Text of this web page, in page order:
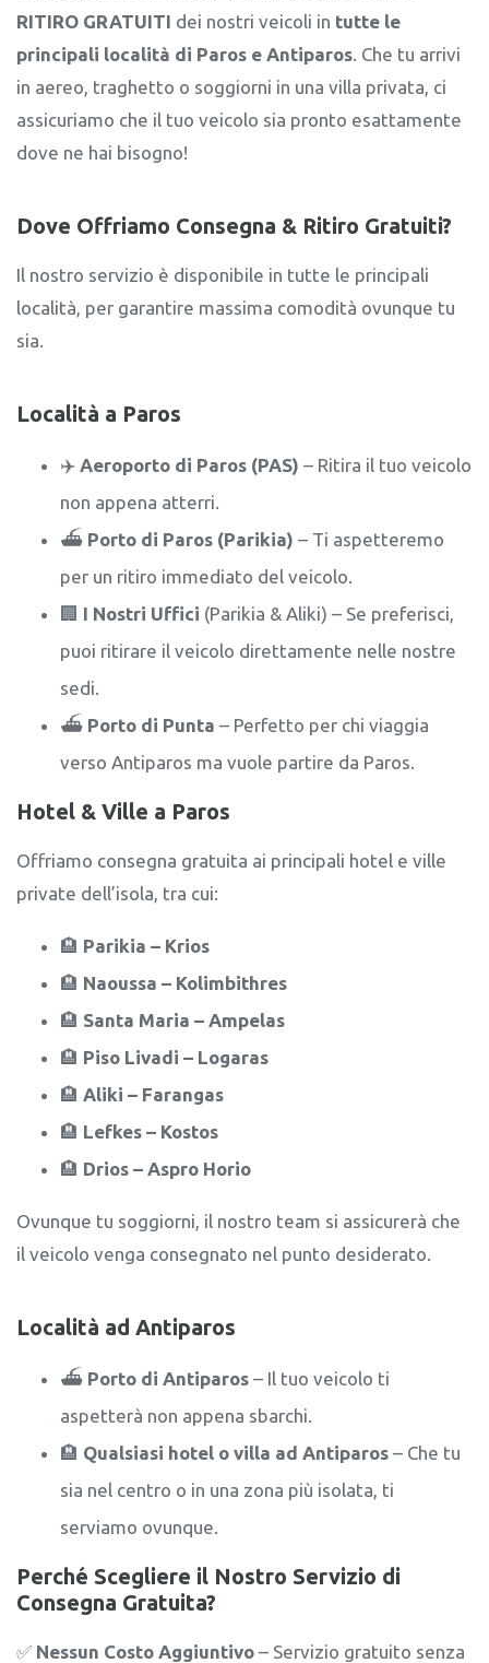
RITIRO GRATUITI dei nostri veicoli in tutte le
principali località di Paros e Antiparos. Che tu arrivi
in aereo, traghetto o soggiorni in una villa privata, ci
assicuriamo che il tuo veicolo sia pronto esattamente
dove ne hai bisogno!
Dove Offriamo Consegna & Ritiro Gratuiti?
Il nostro servizio è disponibile in tutte le principali
località, per garantire massima comodità ovunque tu
sia.
Località a Paros
✈️ Aeroporto di Paros (PAS) – Ritira il tuo veicolo
non appena atterri.
⛴️ Porto di Paros (Parikia) – Ti aspetteremo
per un ritiro immediato del veicolo.
🏢 I Nostri Uffici (Parikia & Aliki) – Se preferisci,
puoi ritirare il veicolo direttamente nelle nostre
sedi.
⛴️ Porto di Punta – Perfetto per chi viaggia
verso Antiparos ma vuole partire da Paros.
Hotel & Ville a Paros
Offriamo consegna gratuita ai principali hotel e ville
private dell’isola, tra cui:
🏨 Parikia – Krios
🏨 Naoussa – Kolimbithres
🏨 Santa Maria – Ampelas
🏨 Piso Livadi – Logaras
🏨 Aliki – Farangas
🏨 Lefkes – Kostos
🏨 Drios – Aspro Horio
Ovunque tu soggiorni, il nostro team si assicurerà che
il veicolo venga consegnato nel punto desiderato.
Località ad Antiparos
⛴️ Porto di Antiparos – Il tuo veicolo ti
aspetterà non appena sbarchi.
🏨 Qualsiasi hotel o villa ad Antiparos – Che tu
sia nel centro o in una zona più isolata, ti
serviamo ovunque.
Perché Scegliere il Nostro Servizio di
Consegna Gratuita?
✅ Nessun Costo Aggiuntivo – Servizio gratuito senza